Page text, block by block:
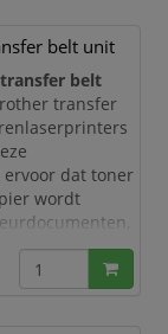
enbelt unit
belt
transfer
dat toner
wordt
offertes,
en consistent